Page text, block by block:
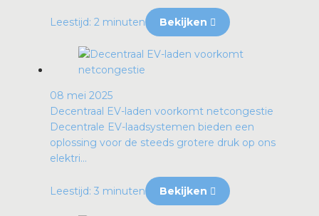
Leestijd: 2 minuten Bekijken
08 mei 2025
Decentraal EV-laden voorkomt netcongestie
Decentrale EV-laadsystemen bieden een
oplossing voor de steeds grotere druk op ons
elektri...
Leestijd: 3 minuten Bekijken